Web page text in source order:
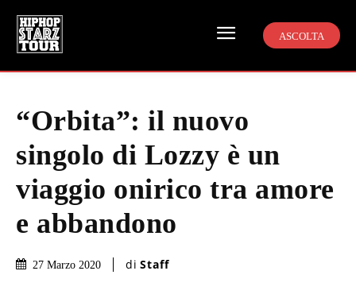
ASCOLTA
“Orbita”: il nuovo
singolo di Lozzy è un
viaggio onirico tra amore
e abbandono
27 Marzo 2020 di Staff